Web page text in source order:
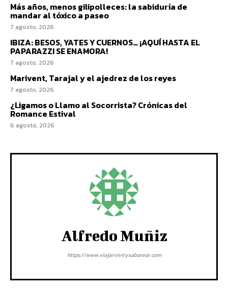
Más años, menos gilipolleces: la sabiduría de
mandar al tóxico a paseo
7 agosto, 2026
IBIZA: BESOS, YATES Y CUERNOS… ¡AQUÍ HASTA EL
PAPARAZZI SE ENAMORA!
7 agosto, 2026
Marivent, Tarajal y el ajedrez de los reyes
7 agosto, 2026
¿Ligamos o Llamo al Socorrista? Crónicas del
Romance Estival
6 agosto, 2026
Alfredo Muñiz
https://www.viajarvivirysaborear.com